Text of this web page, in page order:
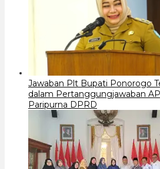
Jawaban Plt Bupati Ponorogo
dalam Pertanggungjawaban
Paripurna DPRD